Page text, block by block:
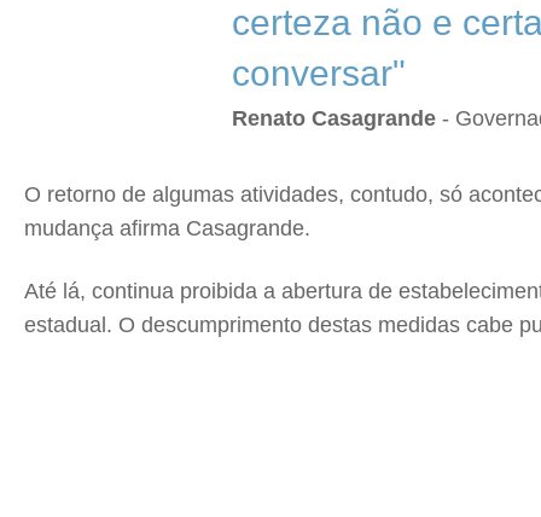
certeza não e
conversar"
Renato Casagrande -
O retorno de algumas atividades, contudo, só
mudança afirma Casagrande.
Até lá, continua proibida a abertura de
estadual. O descumprimento destas medidas cabe